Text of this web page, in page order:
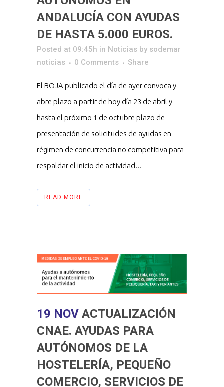
ANDALUCÍA CON AYUDAS
DE HASTA 5.000 EUROS.
Posted at 09:45h in Noticias by sodemar
noticias
0 Comments Share
El BOJA publicado el día de ayer convoca y
abre plazo a partir de hoy día 23 de abril y
hasta el próximo 1 de octubre plazo de
presentación de solicitudes de ayudas en
régimen de concurrencia no competitiva para
respaldar el inicio de actividad...
READ MORE
19 NOV ACTUALIZACIÓN
CNAE. AYUDAS PARA
AUTÓNOMOS DE LA
HOSTELERÍA, PEQUEÑO
COMERCIO, SERVICIOS DE